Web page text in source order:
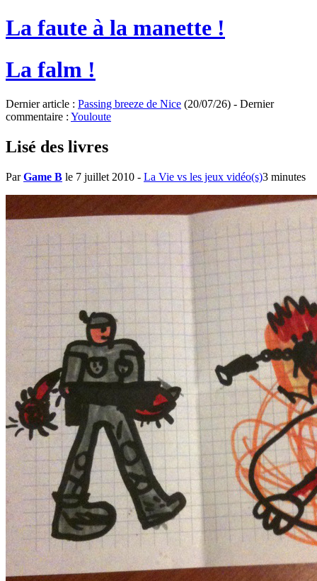
La faute à la manette !
La falm !
Dernier article : Passing breeze de Nice (20/07/26) - Dernier
commentaire : Youloute
Lisé des livres
ParGame B le 7 juillet 2010 - La Vie vs les jeux vidéo(s)3 minutes